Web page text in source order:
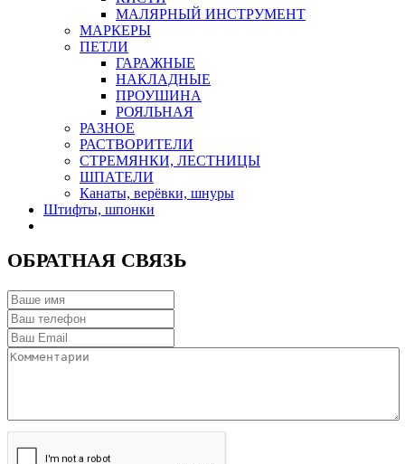
МАЛЯРНЫЙ ИНСТРУМЕНТ
МАРКЕРЫ
ПЕТЛИ
ГАРАЖНЫЕ
НАКЛАДНЫЕ
ПРОУШИНА
РОЯЛЬНАЯ
РАЗНОЕ
РАСТВОРИТЕЛИ
СТРЕМЯНКИ, ЛЕСТНИЦЫ
ШПАТЕЛИ
Канаты, верёвки, шнуры
Штифты, шпонки
ОБРАТНАЯ СВЯЗЬ